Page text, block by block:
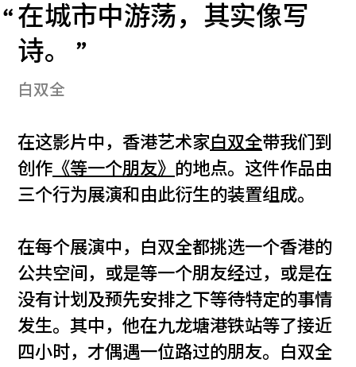
在城市中游荡，其实像写
诗。
白双全
在这影片中，香港艺术家白双全带我们到
创作 《等一个朋友》 的地点。这件作品由
三个行为展演和由此衍生的装置组成。
在每个展演中，白双全都挑选一个香港的
公共空间，或是等一个朋友经过，或是在
没有计划及预先安排之下等待特定的事情
发生。其中，他在九龙塘港铁站等了接近
四小时，才偶遇一位路过的朋友。白双全